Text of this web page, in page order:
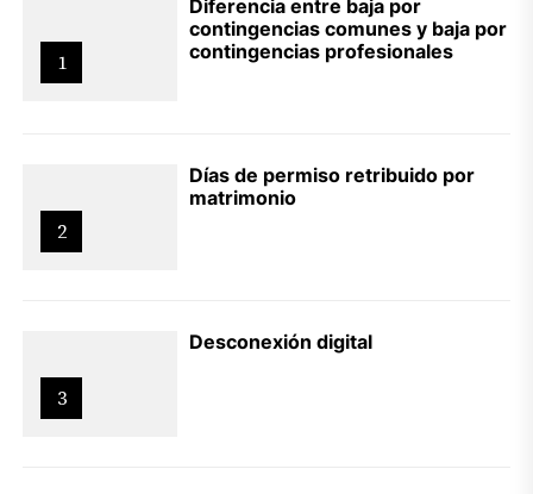
1
Diferencia entre baja por
contingencias comunes y baja por
contingencias profesionales
2
Días de permiso retribuido por
matrimonio
3
Desconexión digital